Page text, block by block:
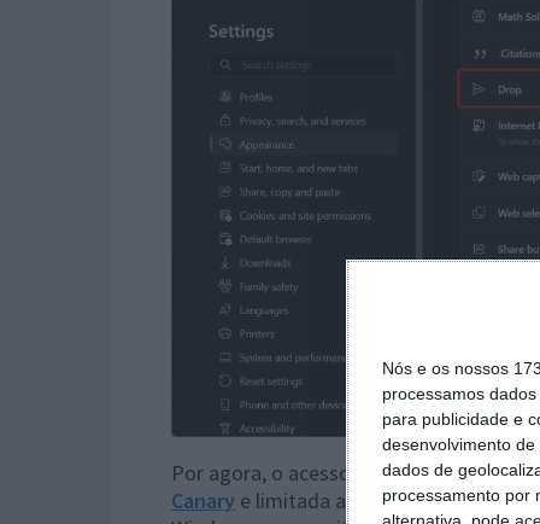
Nós e os nossos
processamos
para publicidade e
desenvolvimento de
dados de
processamento por
Por agora, o acesso ao Drop está
Canary e limitada a um lote muito